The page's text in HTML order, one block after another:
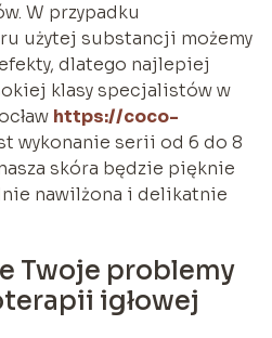
W przypadku
użytej substancji możemy
dlatego najlepiej
klasy specjalistów w
https://coco-
wykonanie serii od 6 do 8
skóra będzie pięknie
nawilżona i delikatnie
Twoje problemy
igłowej